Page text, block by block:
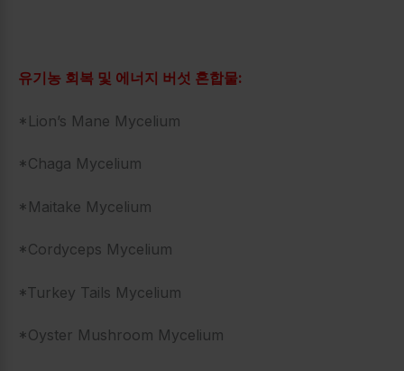
유기농 회복 및 에너지 버섯 혼합물:
*Lion’s Mane Mycelium
*Chaga Mycelium
*Maitake Mycelium
*Cordyceps Mycelium
*Turkey Tails Mycelium
*Oyster Mushroom Mycelium